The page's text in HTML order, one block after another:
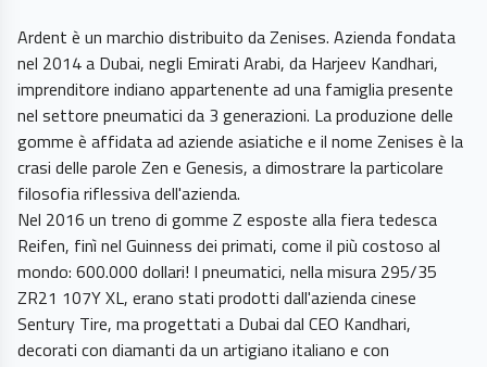
Ardent è un marchio distribuito da Zenises. Azienda fondata
nel 2014 a Dubai, negli Emirati Arabi, da Harjeev Kandhari,
imprenditore indiano appartenente ad una famiglia presente
nel settore pneumatici da 3 generazioni. La produzione delle
gomme è affidata ad aziende asiatiche e il nome Zenises è la
crasi delle parole Zen e Genesis, a dimostrare la particolare
filosofia riflessiva dell'azienda.
Nel 2016 un treno di gomme Z esposte alla fiera tedesca
Reifen, finì nel Guinness dei primati, come il più costoso al
mondo: 600.000 dollari! I pneumatici, nella misura 295/35
ZR21 107Y XL, erano stati prodotti dall'azienda cinese
Sentury Tire, ma progettati a Dubai dal CEO Kandhari,
decorati con diamanti da un artigiano italiano e con